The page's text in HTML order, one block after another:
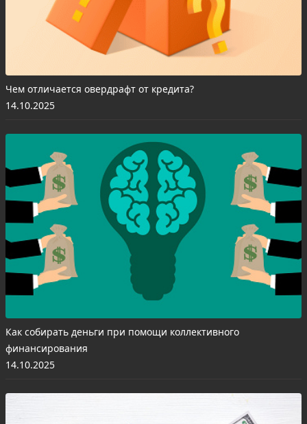
Чем отличается овердрафт от кредита?
14.10.2025
Как собирать деньги при помощи коллективного
финансирования
14.10.2025